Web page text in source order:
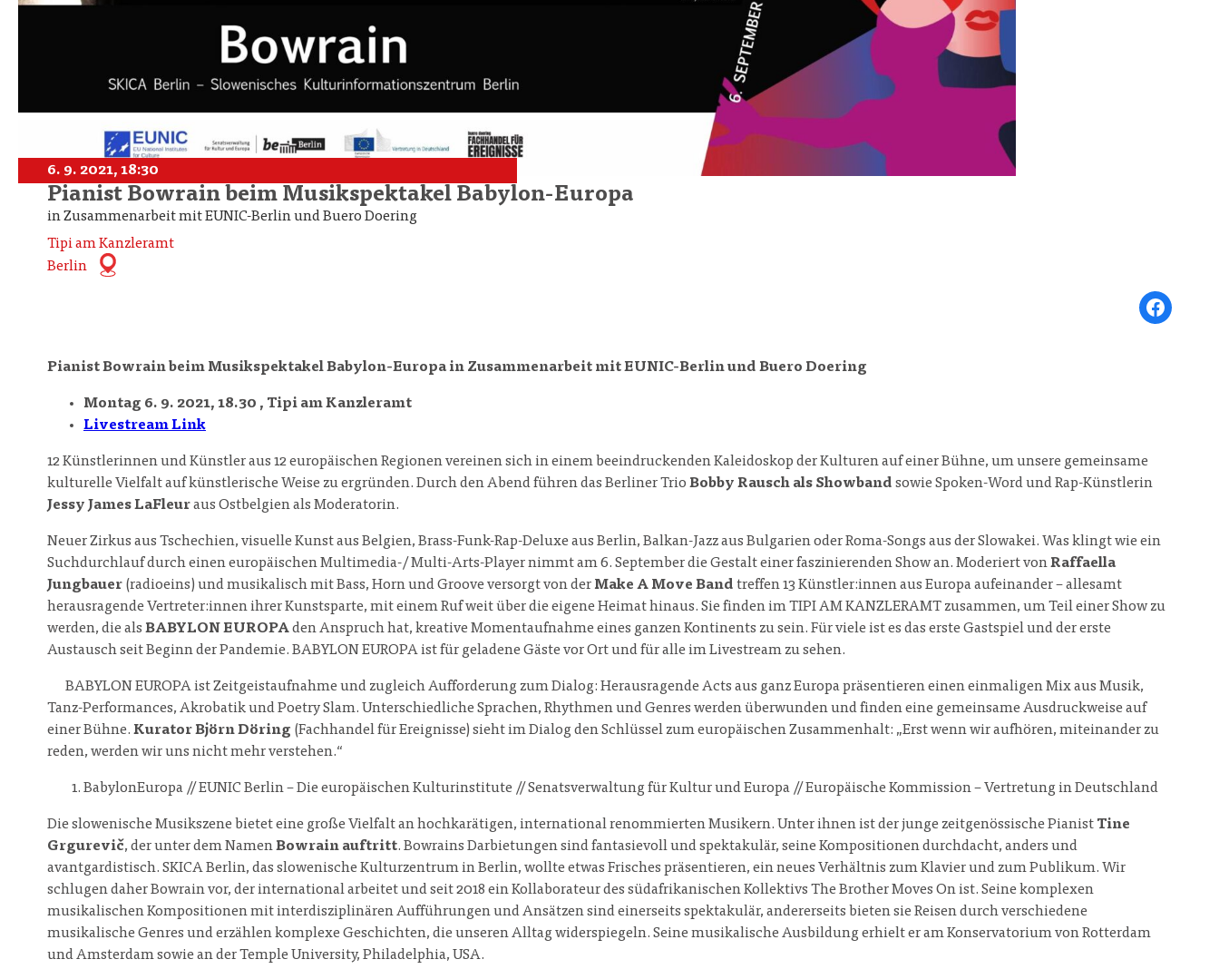
6. 9. 2021, 18:30
Pianist Bowrain beim Musikspektakel Babylon-Europa
in Zusammenarbeit mit EUNIC-Berlin und Buero Doering
Tipi am Kanzleramt
Berlin
Share on
Pianist Bowrain beim Musikspektakel Babylon-Europa in Zusammenarbeit mit EUNIC-Berlin und Buero Doering
Montag 6. 9. 2021, 18.30 , Tipi am Kanzleramt
Livestream Link
12 Künstlerinnen und Künstler aus 12 europäischen Regionen vereinen sich in einem beeindruckenden Kaleidoskop der Kulturen auf einer Bühne, um unsere gemeinsame
kulturelle Vielfalt auf künstlerische Weise zu ergründen. Durch den Abend führen das Berliner Trio Bobby Rausch als Showband sowie Spoken-Word und Rap-Künstlerin
Jessy James LaFleuraus Ostbelgien als Moderatorin.
Neuer Zirkus aus Tschechien, visuelle Kunst aus Belgien, Brass-Funk-Rap-Deluxe aus Berlin, Balkan-Jazz aus Bulgarien oder Roma-Songs aus der Slowakei. Was klingt wie ein
Suchdurchlauf durch einen europäischen Multimedia-/ Multi-Arts-Player nimmt am 6. September die Gestalt einer faszinierenden Show an. Moderiert vonRaffaella
Jungbauer (radioeins) und musikalisch mit Bass, Horn und Groove versorgt von derMake A Move Band treffen 13 Künstler:innen aus Europa aufeinander – allesamt
herausragende Vertreter:innen ihrer Kunstsparte, mit einem Ruf weit über die eigene Heimat hinaus. Sie finden im TIPI AM KANZLERAMT zusammen, um Teil einer Show zu
werden, die als BABYLON EUROPAden Anspruch hat, kreative Momentaufnahme eines ganzen Kontinents zu sein. Für viele ist es das erste Gastspiel und der erste
Austausch seit Beginn der Pandemie. BABYLON EUROPA ist für geladene Gäste vor Ort und für alle im Livestream zu sehen.
BABYLON EUROPA ist Zeitgeistaufnahme und zugleich Aufforderung zum Dialog: Herausragende Acts aus ganz Europa präsentieren einen einmaligen Mix aus Musik,
Tanz-Performances, Akrobatik und Poetry Slam. Unterschiedliche Sprachen, Rhythmen und Genres werden überwunden und finden eine gemeinsame Ausdruckweise auf
einer Bühne. Kurator Björn Döring (Fachhandel für Ereignisse) sieht im Dialog den Schlüssel zum europäischen Zusammenhalt: „Erst wenn wir aufhören, miteinander zu
reden, werden wir uns nicht mehr verstehen.“
BabylonEuropa // EUNIC Berlin – Die europäischen Kulturinstitute // Senatsverwaltung für Kultur und Europa // Europäische Kommission – Vertretung in Deutschland
Die slowenische Musikszene bietet eine große Vielfalt an hochkarätigen, international renommierten Musikern. Unter ihnen ist der junge zeitgenössische Pianist Tine
Grgurevič, der unter dem NamenBowrain auftritt. Bowrains Darbietungen sind fantasievoll und spektakulär, seine Kompositionen durchdacht, anders und
avantgardistisch. SKICA Berlin, das slowenische Kulturzentrum in Berlin, wollte etwas Frisches präsentieren, ein neues Verhältnis zum Klavier und zum Publikum. Wir
schlugen daher Bowrain vor, der international arbeitet und seit 2018 ein Kollaborateur des südafrikanischen Kollektivs The Brother Moves On ist. Seine komplexen
musikalischen Kompositionen mit interdisziplinären Aufführungen und Ansätzen sind einerseits spektakulär, andererseits bieten sie Reisen durch verschiedene
musikalische Genres und erzählen komplexe Geschichten, die unseren Alltag widerspiegeln. Seine musikalische Ausbildung erhielt er am Konservatorium von Rotterdam
und Amsterdam sowie an der Temple University, Philadelphia, USA.